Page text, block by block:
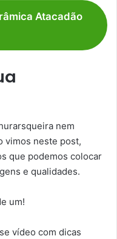
Atacadão
nem
vimos neste post,
que podemos colocar
e qualidades.
um!
vídeo com dicas